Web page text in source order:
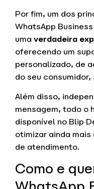
Por fim, um dos
WhatsApp
umaverdadeira
oferecendo um
personalizado, de
do seu
Além disso,
mensagem, todo o
disponível no Blip
otimizar ainda
de atendimento.
Como e